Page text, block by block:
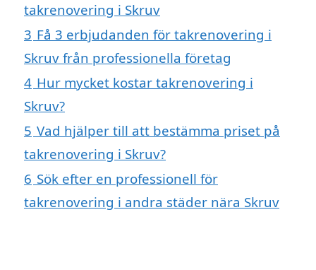
takrenovering i Skruv
3 Få 3 erbjudanden för takrenovering i
Skruv från professionella företag
4 Hur mycket kostar takrenovering i
Skruv?
5 Vad hjälper till att bestämma priset på
takrenovering i Skruv?
6 Sök efter en professionell för
takrenovering i andra städer nära Skruv